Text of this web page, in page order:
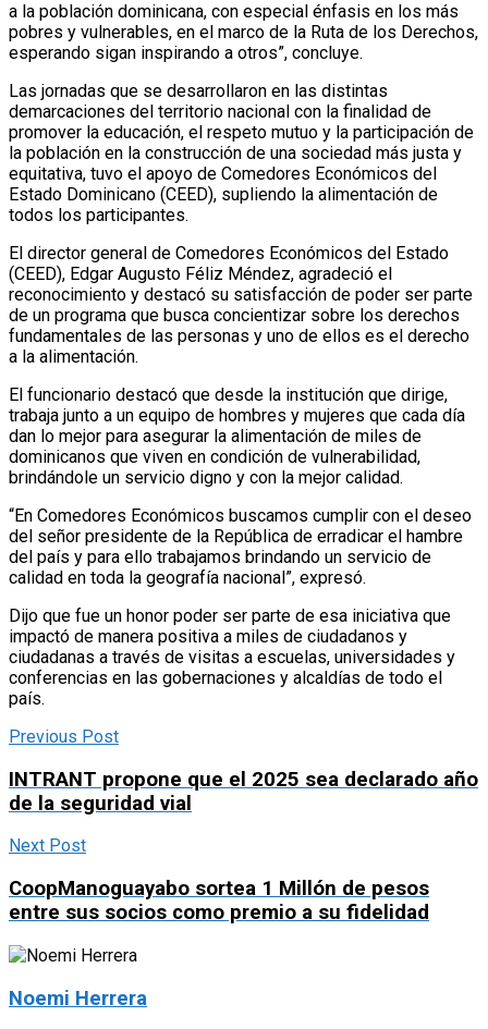
a la población dominicana, con especial énfasis en los más
pobres y vulnerables, en el marco de la Ruta de los Derechos,
esperando sigan inspirando a otros”, concluye.
Las jornadas que se desarrollaron en las distintas
demarcaciones del territorio nacional con la finalidad de
promover la educación, el respeto mutuo y la participación de
la población en la construcción de una sociedad más justa y
equitativa, tuvo el apoyo de Comedores Económicos del
Estado Dominicano (CEED), supliendo la alimentación de
todos los participantes.
El director general de Comedores Económicos del Estado
(CEED), Edgar Augusto Féliz Méndez, agradeció el
reconocimiento y destacó su satisfacción de poder ser parte
de un programa que busca concientizar sobre los derechos
fundamentales de las personas y uno de ellos es el derecho
a la alimentación.
El funcionario destacó que desde la institución que dirige,
trabaja junto a un equipo de hombres y mujeres que cada día
dan lo mejor para asegurar la alimentación de miles de
dominicanos que viven en condición de vulnerabilidad,
brindándole un servicio digno y con la mejor calidad.
“En Comedores Económicos buscamos cumplir con el deseo
del señor presidente de la República de erradicar el hambre
del país y para ello trabajamos brindando un servicio de
calidad en toda la geografía nacional”, expresó.
Dijo que fue un honor poder ser parte de esa iniciativa que
impactó de manera positiva a miles de ciudadanos y
ciudadanas a través de visitas a escuelas, universidades y
conferencias en las gobernaciones y alcaldías de todo el
país.
Previous Post
INTRANT propone que el 2025 sea declarado año
de la seguridad vial
Next Post
CoopManoguayabo sortea 1 Millón de pesos
entre sus socios como premio a su fidelidad
Noemi Herrera